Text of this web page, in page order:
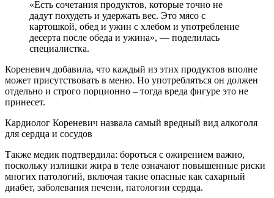
«Есть сочетания продуктов, которые точно не
дадут похудеть и удержать вес. Это мясо с
картошкой, обед и ужин с хлебом и употребление
десерта после обеда и ужина», — поделилась
специалистка.
Кореневич добавила, что каждый из этих продуктов вполне
может присутствовать в меню. Но употребляться он должен
отдельно и строго порционно – тогда вреда фигуре это не
принесет.
Кардиолог Кореневич назвала самый вредный вид алкоголя
для сердца и сосудов
Также медик подтвердила: бороться с ожирением важно,
поскольку излишки жира в теле означают повышенные риски
многих патологий, включая такие опасные как сахарный
диабет, заболевания печени, патологии сердца.